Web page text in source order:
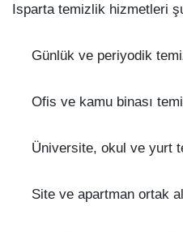
Isparta temizlik hizmetleri
Günlük ve periyodik
Ofis ve kamu binası
Üniversite, okul ve yurt
Site ve apartman ortak